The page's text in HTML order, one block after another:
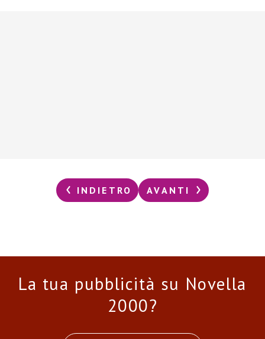
INDIETRO AVANTI
La tua pubblicità su Novella
2000?